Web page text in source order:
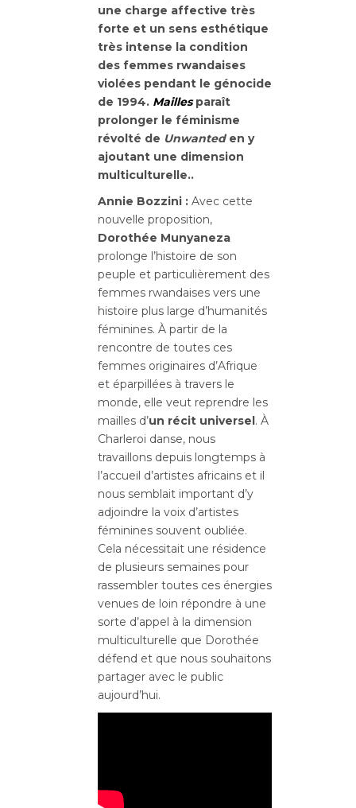
une charge affective très
forte et un sens esthétique
très intense la condition
des femmes rwandaises
violées pendant le génocide
de 1994. Maillesparaît
prolonger le féminisme
révolté de Unwanteden y
ajoutant une dimension
multiculturelle..
Annie Bozzini : Avec cette
nouvelle proposition,
Dorothée Munyaneza
prolonge l’histoire de son
peuple et particulièrement des
femmes rwandaises vers une
histoire plus large d’humanités
féminines. À partir de la
rencontre de toutes ces
femmes originaires d’Afrique
et éparpillées à travers le
monde, elle veut reprendre les
mailles d’un récit universel. À
Charleroi danse, nous
travaillons depuis longtemps à
l’accueil d’artistes africains et il
nous semblait important d’y
adjoindre la voix d’artistes
féminines souvent oubliée.
Cela nécessitait une résidence
de plusieurs semaines pour
rassembler toutes ces énergies
venues de loin répondre à une
sorte d’appel à la dimension
multiculturelle que Dorothée
défend et que nous souhaitons
partager avec le public
aujourd’hui.